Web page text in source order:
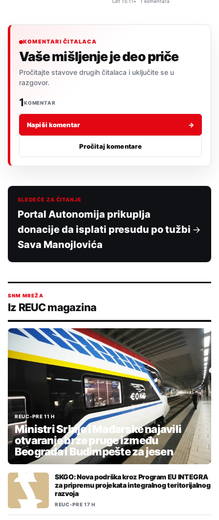
KOMENTARI ČITALACA
Vaše mišljenje je deo priče
Pročitajte stavove drugih čitalaca i uključite se u
razgovor.
1KOMENTAR
Napiši komentar →
Pročitaj komentare
SLEDEĆE ZA ČITANJE
Portal Autonomija prikuplja
donacije da isplati presudu po tužbi
Sava Manojlovića
SNM MREŽA
Iz REUC magazina
REUC•PRE 11 H
Ministri Srbije i Mađarske najavili
otvaranje brze pruge između
Beograda i Budimpešte za jesen
SKGO: Nova podrška kroz Program EU INTEGRA
za pripremu projekata integralnog teritorijalnog
razvoja
REUC•PRE 17 H